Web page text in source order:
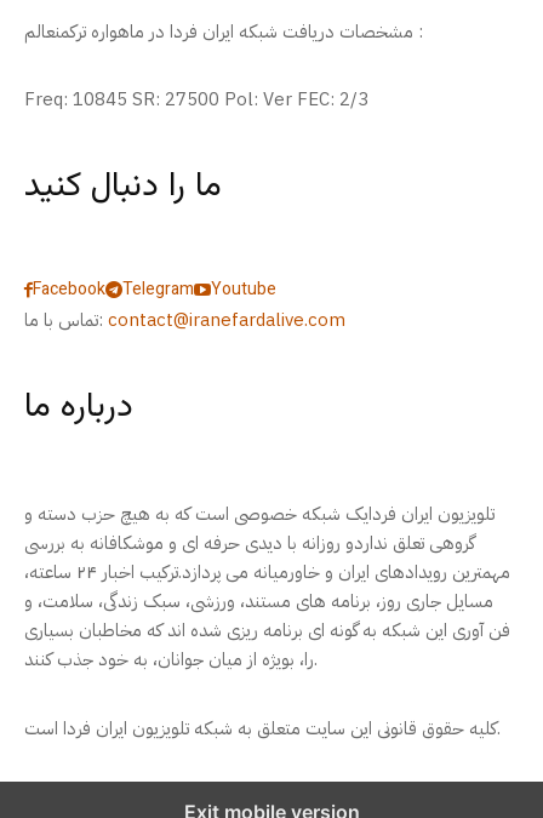
مشخصات دریافت شبکه ایران فردا در ماهواره ترکمنعالم :
Freq: 10845 SR: 27500 Pol: Ver FEC: 2/3
ما را دنبال کنید
Facebook Telegram
Youtube
تماس با ما: contact@iranefardalive.com
درباره ما
تلویزیون ایران فردایک شبکه خصوصی است که به هیچ حزب دسته و
گروهی تعلق نداردو روزانه با دیدی حرفه ای و موشکافانه به بررسی
مهمترین رویدادهای ایران و خاورمیانه می پردازد.ترکیب اخبار ۲۴ ساعته،
مسایل جاری روز، برنامه های مستند، ورزشی، سبک زندگی، سلامت، و
فن آوری این شبکه به گونه ای برنامه ریزی شده اند که مخاطبان بسیاری
را، بویژه از میان جوانان، به خود جذب کنند.
کلیه حقوق قانونی این سایت متعلق به شبکه تلویزیون ایران فردا است.
Exit mobile version